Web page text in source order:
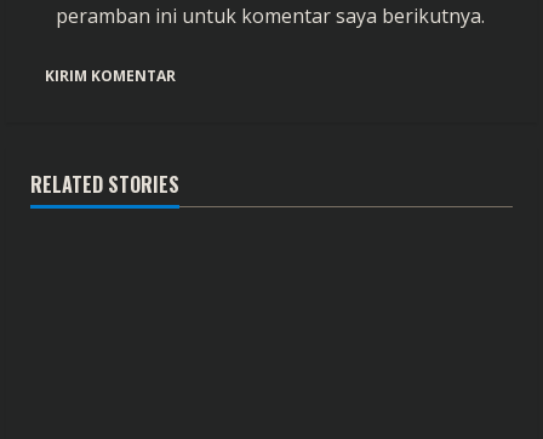
peramban ini untuk komentar saya berikutnya.
RELATED STORIES